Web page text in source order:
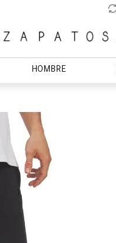
HOMBRE